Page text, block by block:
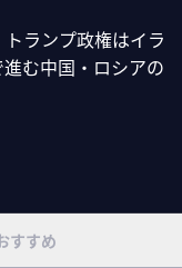
ランプ政権はイラ
む中国・ロシアの
すすめ